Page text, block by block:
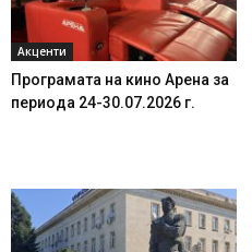
Акценти
Програмата на кино Арена за
периода 24-30.07.2026 г.